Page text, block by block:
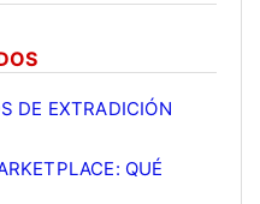
DE EXTRADICIÓN
QUÉ